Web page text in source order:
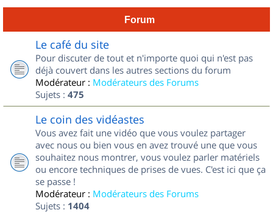
Forum
Le café du site
Pour discuter de tout et n'importe quoi qui n'est pas
déjà couvert dans les autres sections du forum
Modérateur : Modérateurs des Forums
Sujets : 475
Le coin des vidéastes
Vous avez fait une vidéo que vous voulez partager
avec nous ou bien vous en avez trouvé une que vous
souhaitez nous montrer, vous voulez parler matériels
ou encore techniques de prises de vues. C'est ici que ça
se passe !
Modérateur : Modérateurs des Forums
Sujets : 1404